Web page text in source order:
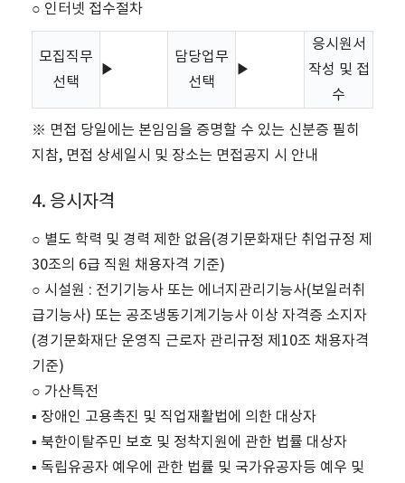
○ 인터넷 접수절차
모집직무
선택
▶
담당업무
선택
▶
응시원서
작성 및 접
수
※ 면접 당일에는 본임임을 증명할 수 있는 신분증 필히
지참, 면접 상세일시 및 장소는 면접공지 시 안내
4. 응시자격
○ 별도 학력 및 경력 제한 없음(경기문화재단 취업규정 제
30조의 6급 직원 채용자격 기준)
○ 시설원 : 전기기능사 또는 에너지관리기능사(보일러취
급기능사) 또는 공조냉동기계기능사 이상 자격증 소지자
(경기문화재단 운영직 근로자 관리규정 제10조 채용자격
기준)
○ 가산특전
▪ 장애인 고용촉진 및 직업재활법에 의한 대상자
▪ 북한이탈주민 보호 및 정착지원에 관한 법률 대상자
▪ 독립유공자 예우에 관한 법률 및 국가유공자등 예우 및